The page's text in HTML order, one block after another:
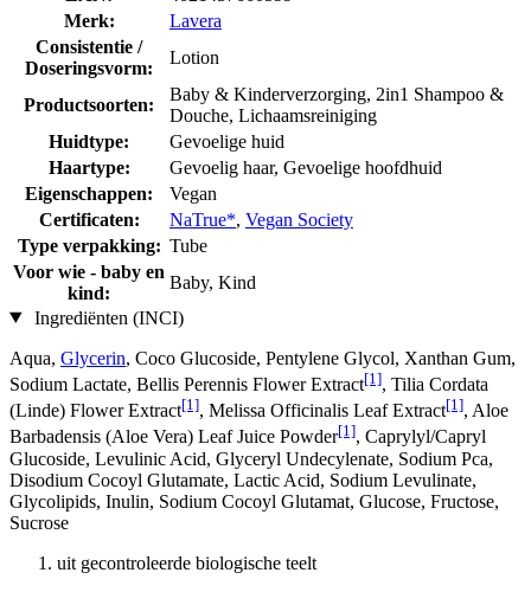
Merk:
Lavera
Consistentie /
Doseringsvorm:
Lotion
Productsoorten:
Baby & Kinderverzorging, 2in1 Shampoo &
Douche, Lichaamsreiniging
Huidtype:
Gevoelige huid
Haartype:
Gevoelig haar, Gevoelige hoofdhuid
Eigenschappen:
Vegan
Certificaten:
NaTrue*, Vegan Society
Type verpakking: Tube
Voor wie - baby en
kind:
Baby, Kind
Ingrediënten (INCI)
Aqua, Glycerin, Coco Glucoside, Pentylene Glycol, Xanthan Gum,
Sodium Lactate, Bellis Perennis Flower Extract[1], Tilia Cordata
(Linde) Flower Extract[1], Melissa Officinalis Leaf Extract[1], Aloe
Barbadensis (Aloe Vera) Leaf Juice Powder[1], Caprylyl/Capryl
Glucoside, Levulinic Acid, Glyceryl Undecylenate, Sodium Pca,
Disodium Cocoyl Glutamate, Lactic Acid, Sodium Levulinate,
Glycolipids, Inulin, Sodium Cocoyl Glutamat, Glucose, Fructose,
Sucrose
uit gecontroleerde biologische teelt